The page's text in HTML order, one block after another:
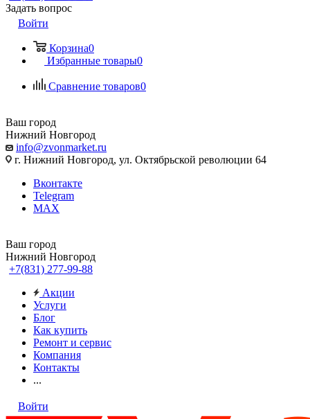
Задать вопрос
Войти
Корзина0
Избранные товары0
Сравнение товаров0
Ваш город
Нижний Новгород
info@zvonmarket.ru
г. Нижний Новгород, ул. Октябрьской революции 64
Вконтакте
Telegram
MAX
Ваш город
Нижний Новгород
+7(831) 277-99-88
Акции
Услуги
Блог
Как купить
Ремонт и сервис
Компания
Контакты
...
Войти